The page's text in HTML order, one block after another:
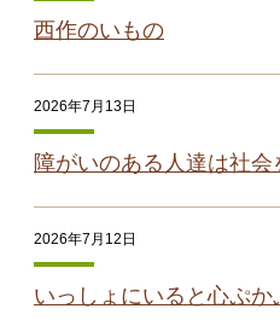
西作のいもの
2026年7月13日
障がいのある人達は社
2026年7月12日
いっしょにいると心ぷか